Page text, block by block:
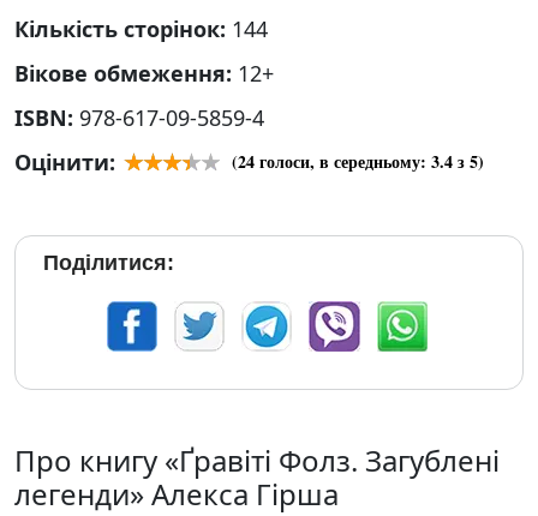
Кількість сторінок: 144
Вікове обмеження: 12+
ISBN: 978-617-09-5859-4
Оцінити:
(24голоси, в середньому: 3.4з 5)
Поділитися:
Про книгу «Ґравіті Фолз. Загублені
легенди» Алекса Гірша